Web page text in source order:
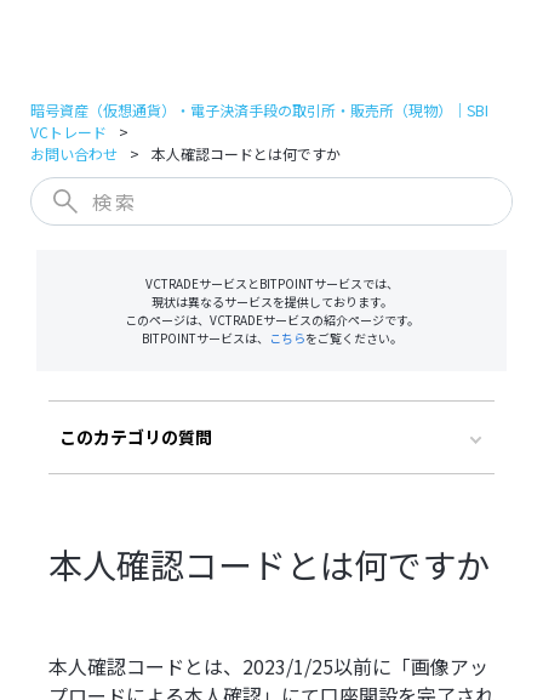
暗号資産（仮想通貨）・電子決済手段の取引所・販売所（現物）｜SBI
VCトレード
お問い合わせ
本人確認コードとは何ですか
VCTRADEサービスとBITPOINTサービスでは、
現状は異なるサービスを提供しております。
このページは、VCTRADEサービスの紹介ページです。
BITPOINTサービスは、 こちらをご覧ください。
このカテゴリの質問
本人確認コードとは何ですか
本人確認コードとは、2023/1/25以前に「画像アッ